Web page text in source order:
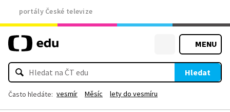
portály České televize
MENU
Hledat
Často hledáte: vesmír Měsíc lety do vesmíru